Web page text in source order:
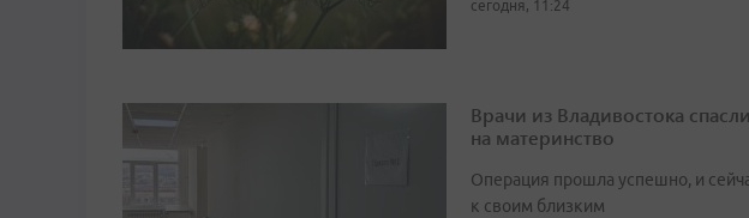
сегодня, 11:24
Врачи из Владивостока
на материнство
Операция прошла успешно, и
к своим близким